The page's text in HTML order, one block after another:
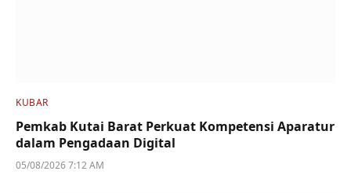
KUBAR
Pemkab Kutai Barat Perkuat Kompetensi Aparatur
dalam Pengadaan Digital
05/08/2026 7:12 AM